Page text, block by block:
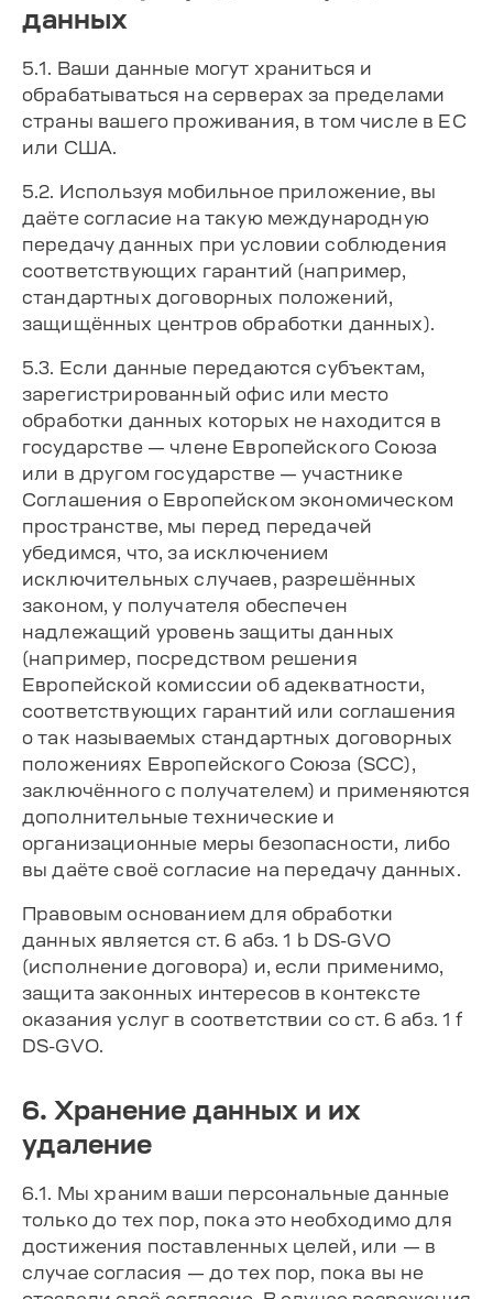
данных
5.1. Ваши данные могут храниться и
обрабатываться на серверах за пределами
страны вашего проживания, в том числе в ЕС
или США.
5.2. Используя мобильное приложение, вы
даёте согласие на такую международную
передачу данных при условии соблюдения
соответствующих гарантий (например,
стандартных договорных положений,
защищённых центров обработки данных).
5.3. Если данные передаются субъектам,
зарегистрированный офис или место
обработки данных которых не находится в
государстве — члене Европейского Союза
или в другом государстве — участнике
Соглашения о Европейском экономическом
пространстве, мы перед передачей
убедимся, что, за исключением
исключительных случаев, разрешённых
законом, у получателя обеспечен
надлежащий уровень защиты данных
(например, посредством решения
Европейской комиссии об адекватности,
соответствующих гарантий или соглашения
о так называемых стандартных договорных
положениях Европейского Союза (SCC),
заключённого с получателем) и применяются
дополнительные технические и
организационные меры безопасности, либо
вы даёте своё согласие на передачу данных.
Правовым основанием для обработки
данных является ст. 6 абз. 1 b DS-GVO
(исполнение договора) и, если применимо,
защита законных интересов в контексте
оказания услуг в соответствии со ст. 6 абз. 1 f
DS-GVO.
6. Хранение данных и их
удаление
6.1. Мы храним ваши персональные данные
только до тех пор, пока это необходимо для
достижения поставленных целей, или — в
случае согласия — до тех пор, пока вы не